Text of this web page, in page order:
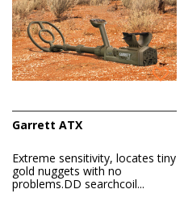
Garrett ATX
Extreme sensitivity, locates tiny
gold nuggets with no
problems.DD searchcoil...